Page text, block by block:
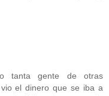
tanta gente de otras
el dinero que se iba a